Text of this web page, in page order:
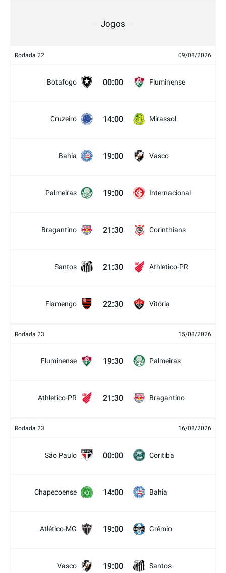
Jogos
Rodada 22 09/08/2026
Botafogo 00:00 Fluminense
Cruzeiro 14:00 Mirassol
Bahia 19:00 Vasco
Palmeiras 19:00 Internacional
Bragantino 21:30 Corinthians
Santos 21:30 Athletico-PR
Flamengo 22:30 Vitória
Rodada 23 15/08/2026
Fluminense 19:30 Palmeiras
Athletico-PR 21:30 Bragantino
Rodada 23 16/08/2026
São Paulo 00:00 Coritiba
Chapecoense 14:00 Bahia
Atlético-MG 19:00 Grêmio
Vasco 19:00 Santos